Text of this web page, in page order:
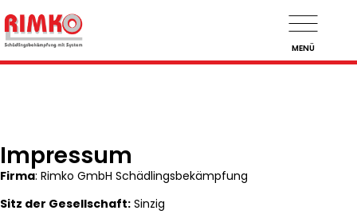
MENÜ
Impressum
Firma: Rimko GmbH Schädlingsbekämpfung
Sitz der Gesellschaft: Sinzig